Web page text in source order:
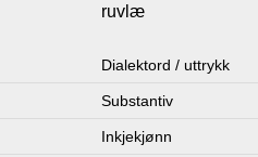
ruvlæ
Dialektord / uttrykk
Substantiv
Inkjekjønn